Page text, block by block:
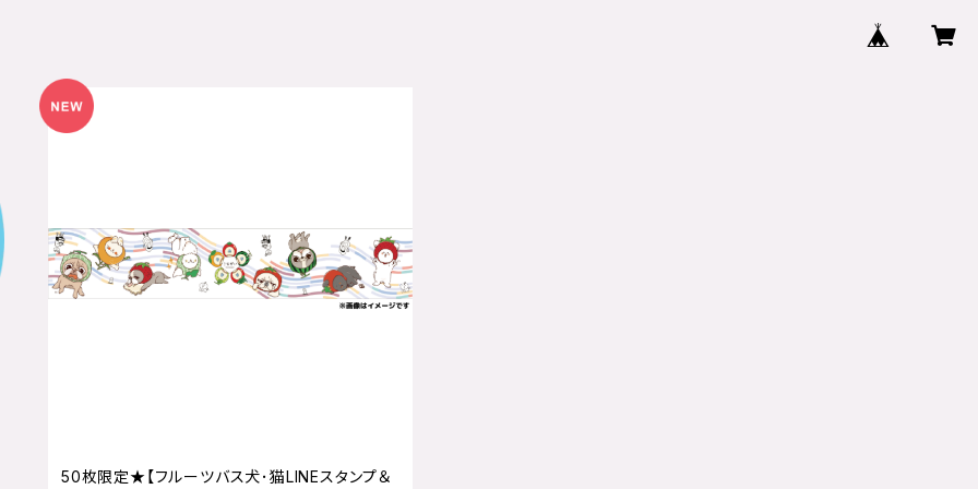
50枚限定★【フルーツバス犬･猫LINEスタンプ＆